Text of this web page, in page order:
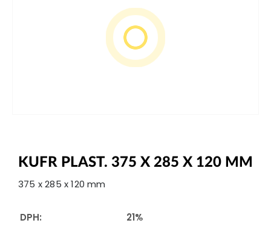
KUFR PLAST. 375 X 285 X 120 MM
375 x 285 x 120 mm
DPH:
21%